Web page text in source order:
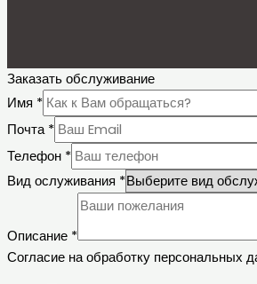
Заказать обслуживание
Имя *
Почта*
Телефон *
Вид ослуживания *
Описание *
Согласие на обработку персональных